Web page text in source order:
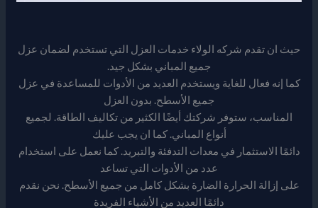
حيث ان تقدم شركه الولاء خدمات العزل التي تستخدم لضمان عزل
جميع المباني بشكل جيد.
كما إنه فعال للغاية ويستخدم العديد من الأدوات للمساعدة في عزل
جميع الأسطح. بدون العزل
المناسب، ستوفر شركتك أيضًا الكثير من تكاليف الطاقة. لجميع
أنواع المباني. كما ان يجب عليك
دائمًا الاستثمار في معدات التدفئة والتبريد. كما نعمل على استخدام
عدد من الأدوات التي تساعد
على إزالة الحرارة الضارة بشكل كامل من جميع الأسطح. نحن نقدم
دائمًا العديد من الأشياء الفريدة